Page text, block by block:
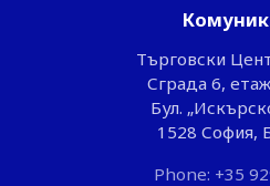
Търговски
Сграда 6,
Бул.
1528 София,
Phone: +35